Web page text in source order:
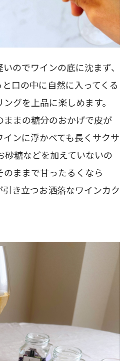
のでワインの底に沈まず、
口の中に自然に入ってくる
グを上品に楽しめます。
まの糖分のおかげで皮が
ンに浮かべても長くサクサ
砂糖などを加えていないの
ままで甘ったるくなら
き立つお洒落なワインカク